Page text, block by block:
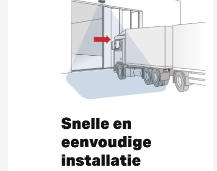
Snelle en
eenvoudige
installatie